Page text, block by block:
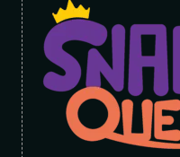
အခန်းပျက်သတို့
အမိုက်မ
အရူးမလုပ်နဲ့
အသည်းကွဲသမာ